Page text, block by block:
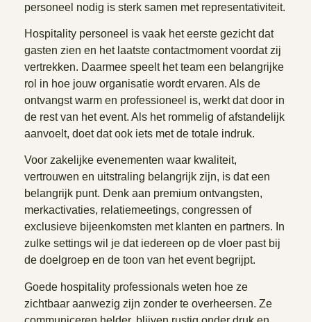
personeel nodig is sterk samen met representativiteit.
Hospitality personeel is vaak het eerste gezicht dat
gasten zien en het laatste contactmoment voordat zij
vertrekken. Daarmee speelt het team een belangrijke
rol in hoe jouw organisatie wordt ervaren. Als de
ontvangst warm en professioneel is, werkt dat door in
de rest van het event. Als het rommelig of afstandelijk
aanvoelt, doet dat ook iets met de totale indruk.
Voor zakelijke evenementen waar kwaliteit,
vertrouwen en uitstraling belangrijk zijn, is dat een
belangrijk punt. Denk aan premium ontvangsten,
merkactivaties, relatiemeetings, congressen of
exclusieve bijeenkomsten met klanten en partners. In
zulke settings wil je dat iedereen op de vloer past bij
de doelgroep en de toon van het event begrijpt.
Goede hospitality professionals weten hoe ze
zichtbaar aanwezig zijn zonder te overheersen. Ze